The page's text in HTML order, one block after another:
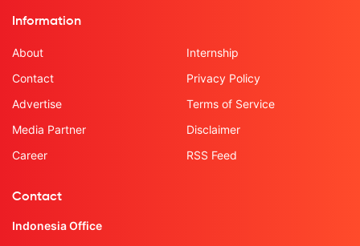
Information
About
Contact
Advertise
Media Partner
Career
Internship
Privacy Policy
Terms of Service
Disclaimer
RSS Feed
Contact
Indonesia Office